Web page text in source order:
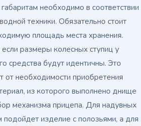
необходимо в соответствии
техники. Обязательно стоит
площадь места хранения.
размеры колесных ступиц у
средства будут идентичны. Это
от необходимости приобретения
из которого выполнено днище
механизма прицепа. Для надувных
изделие с полозьями, а для